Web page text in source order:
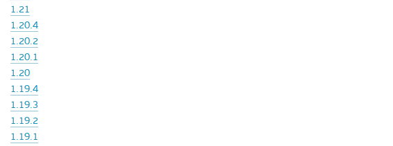
1.21
1.20.4
1.20.2
1.20.1
1.20
1.19.4
1.19.3
1.19.2
1.19.1